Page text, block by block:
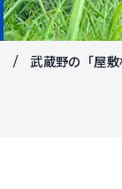
武蔵野の「屋